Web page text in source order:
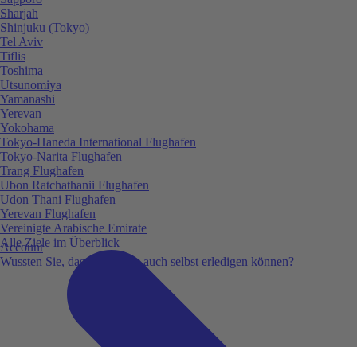
Account
Wussten Sie, dass Sie vieles auch selbst erledigen können?
Sharjah
Shinjuku (Tokyo)
Tel Aviv
Tiflis
Toshima
Utsunomiya
Yamanashi
Yerevan
Yokohama
Tokyo-Haneda International Flughafen
Tokyo-Narita Flughafen
Trang Flughafen
Ubon Ratchathanii Flughafen
Udon Thani Flughafen
Yerevan Flughafen
Vereinigte Arabische Emirate
Alle Ziele im Überblick